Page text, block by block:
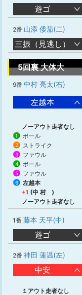
遊ゴ
2番 山添 倭茄(二)
三振（見逃し）
5回裏 大体大
9番 中村 亮太(右)
左越本
ノーアウト走者なし
1 ボール
2 ストライク
3 ファウル
4 ボール
5 ファウル
6
左越本
+1 (中 村 )
ノーアウト走者なし
1番 藤本 天平(中)
遊ゴ
2番 神田 蓮温(左)
中安
１アウト走者なし